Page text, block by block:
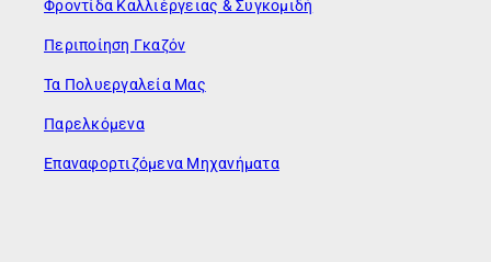
Φροντίδα Καλλιέργειας & Συγκομιδή
Περιποίηση Γκαζόν
Τα Πολυεργαλεία Μας
Παρελκόμενα
Επαναφορτιζόμενα Μηχανήματα